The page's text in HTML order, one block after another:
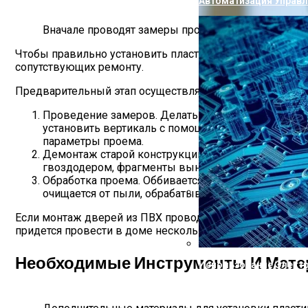
Проверка Воды Из
Использование
Вначале проводят замеры проема, чтобы
Чтобы правильно установить пластиковую входную
сопутствующих ремонту.
Предварительный этап осуществляется в такой
Проведение замеров. Делать это нужно со
установить вертикаль с помощью отвеса и
параметры проема.
Демонтаж старой конструкции. Сначала
гвоздодером, фрагменты вынимаются из пазов.
Обработка проема. Оббивается штукатурка,
очищается от пыли, обрабатывается антисептиком
Если монтаж дверей из ПВХ проводится в холодное
придется провести в доме несколько холодных ночей.
Необходимые Инструменты И